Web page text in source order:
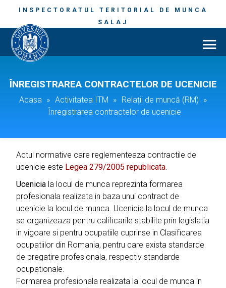
INSPECTORATUL TERITORIAL DE MUNCA
SALAJ
ÎNREGISTRAREA CONTRACTELOR DE UCENICIE
Acasa » Activitatea ITM » Relații de muncă (RM) »
Înregistrarea contractelor de ucenicie
Actul normative care reglementeaza contractile de
ucenicie este Legea 279/2005 republicata.
Ucenicia la locul de munca reprezinta formarea
profesionala realizata in baza unui contract de
ucenicie la locul de munca. Ucenicia la locul de munca
se organizeaza pentru calificarile stabilite prin legislatia
in vigoare si pentru ocupatiile cuprinse in Clasificarea
ocupatiilor din Romania, pentru care exista standarde
de pregatire profesionala, respectiv standarde
ocupationale.
Formarea profesionala realizata la locul de munca in